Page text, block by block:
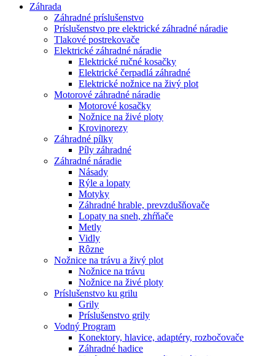
Záhrada
Záhradné príslušenstvo
Príslušenstvo pre elektrické záhradné náradie
Tlakové postrekovače
Elektrické záhradné náradie
Elektrické ručné kosačky
Elektrické čerpadlá záhradné
Elektrické nožnice na živý plot
Motorové záhradné náradie
Motorové kosačky
Nožnice na živé ploty
Krovinorezy
Záhradné pílky
Píly záhradné
Záhradné náradie
Násady
Rýle a lopaty
Motyky
Záhradné hrable, prevzdušňovače
Lopaty na sneh, zhŕňače
Metly
Vidly
Rôzne
Nožnice na trávu a živý plot
Nožnice na trávu
Nožnice na živé ploty
Príslušenstvo ku grilu
Grily
Príslušenstvo grily
Vodný Program
Konektory, hlavice, adaptéry, rozbočovače
Záhradné hadice